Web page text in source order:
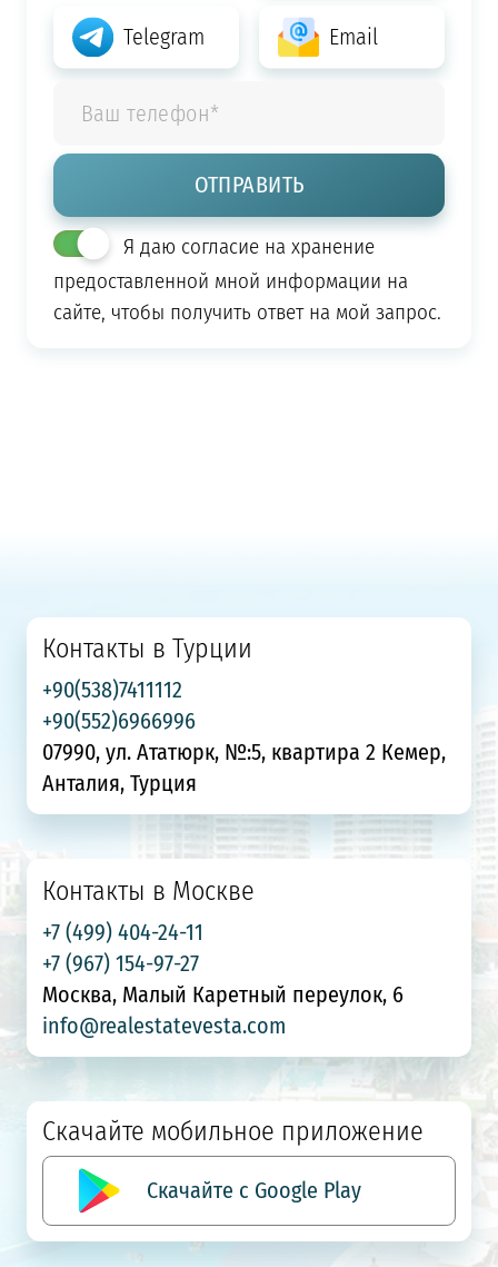
Telegram Email
Я даю согласие на хранение
предоставленной мной информации на
сайте, чтобы получить ответ на мой запрос.
Контакты в Турции
+90(538)7411112
+90(552)6966996
07990, ул. Ататюрк, №:5, квартира 2 Кемер,
Анталия, Турция
Контакты в Москве
+7 (499) 404-24-11
+7 (967) 154-97-27
Москва, Малый Каретный переулок, 6
info@realestatevesta.com
Скачайте мобильное приложение
Скачайте с Google Play